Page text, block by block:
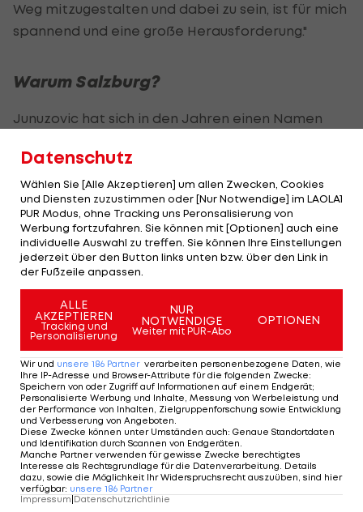
Weg mitzugestalten und dabei zu sein, ist für mich
spannend und eine große Herausforderung."
Warum Salzburg?
Junuzovic hat sich in den Jahren einen Namen
Kapitän. Warum er sich für Salzburg entschieden
hat?
"Die Vorfreude auf meinen neuen Klub und die
neuen Herausforderungen ist sehr groß. Ich freue
mich auf meine neuen Aufgaben bei einem richtig
Gesprächen habe ich große Wertschätzung
erfahren und gemerkt, wie wichtig dem Klub
dieser Transfer ist. Diese Aspekte haben eine
große Rolle bei meiner Heimkehr gespielt."
Mit Salzburg will Junuzovic seine ersten
Titel
Der Routinier nimmt sich für seine drei Jahre in
Salzburg einiges vor. Vor allem Titel sollen auf
Datenschutz
Wählen Sie [Alle Akzeptieren] um allen Zwecken, Cookies
und Diensten zuzustimmen oder [Nur Notwendige] im LAOLA1
PUR Modus, ohne Tracking uns Peronsalisierung von
Werbung fortzufahren. Sie können mit [Optionen] auch eine
individuelle Auswahl zu treffen. Sie können Ihre Einstellungen
jederzeit über den Button links unten bzw. über den Link in
der Fußzeile anpassen.
ALLE
AKZEPTIEREN
Tracking und
Personalisierung
NUR
NOTWENDIGE
Weiter mit PUR-Abo
OPTIONEN
Wir und unsere 186 Partner verarbeiten personenbezogene Daten, wie
Ihre IP-Adresse und Browser-Attribute für die folgenden Zwecke:
Speichern von oder Zugriff auf Informationen auf einem Endgerät;
Personalisierte Werbung und Inhalte, Messung von Werbeleistung und
der Performance von Inhalten, Zielgruppenforschung sowie Entwicklung
und Verbesserung von Angeboten.
Diese Zwecke können unter Umständen auch: Genaue Standortdaten
und Identifikation durch Scannen von Endgeräten.
Manche Partner verwenden für gewisse Zwecke berechtigtes
Interesse als Rechtsgrundlage für die Datenverarbeitung. Details
dazu, sowie die Möglichkeit Ihr Widerspruchsrecht auszuüben, sind hier
verfügbar: unsere 186 Partner
Impressum Datenschutzrichtlinie